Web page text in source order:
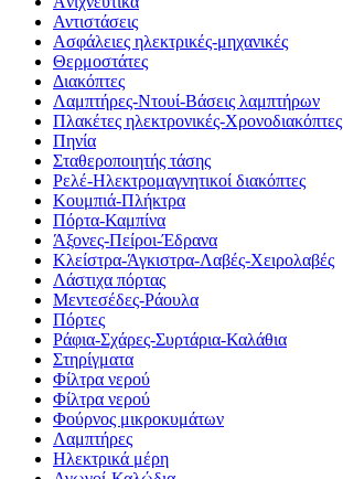
Αντιστάσεις
Ασφάλειες ηλεκτρικές-μηχανικές
Θερμοστάτες
Διακόπτες
Λαμπτήρες-Ντουί-Βάσεις λαμπτήρων
Πλακέτες ηλεκτρονικές-Χρονοδιακόπτες
Πηνία
Σταθεροποιητής τάσης
Ρελέ-Ηλεκτρομαγνητικοί διακόπτες
Κουμπιά-Πλήκτρα
Πόρτα-Καμπίνα
Άξονες-Πείροι-Έδρανα
Κλείστρα-Άγκιστρα-Λαβές-Χειρολαβές
Λάστιχα πόρτας
Μεντεσέδες-Ράουλα
Πόρτες
Ράφια-Σχάρες-Συρτάρια-Καλάθια
Στηρίγματα
Φίλτρα νερού
Φίλτρα νερού
Φούρνος μικροκυμάτων
Λαμπτήρες
Ηλεκτρικά μέρη